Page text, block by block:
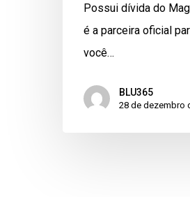
Possui dívida do
é a parceira oficial
você…
BLU365
28 de dezembro